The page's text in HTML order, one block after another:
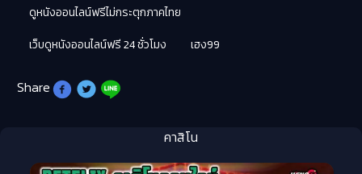
ดูหนังออนไลน์ฟรีไม่กระตุกภาคไทย
เว็บดูหนังออนไลน์ฟรี 24 ชั่วโมง
เฮง99
Share
คาสิโน